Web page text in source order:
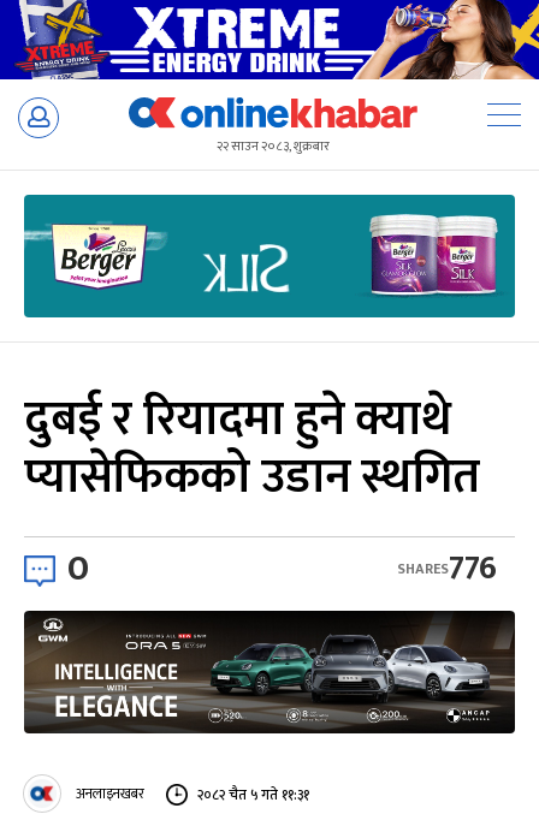
Skip
२२ साउन २०८३, शुक्रबार
दुबई र रियादमा हुने क्याथे
प्यासेफिकको उडान स्थगित
0 776
SHARES
अनलाइनखबर २०८२ चैत ५ गते ११:३१